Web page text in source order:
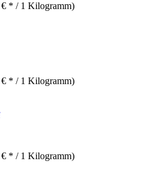
* / 1 Kilogramm)
* / 1 Kilogramm)
* / 1 Kilogramm)